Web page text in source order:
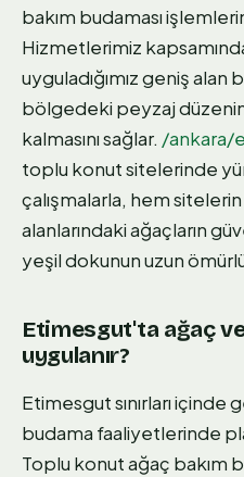
bakım budaması
Hizmetlerimiz
uyguladığımız geniş alan
bölgedeki peyzaj
kalmasını sağlar. /ankara/
toplu konut sitelerinde
çalışmalarla, hem
alanlarındaki ağaçların
yeşil dokunun uzun
Etimesgut'ta ağaç ve
uygulanır?
Etimesgut sınırları
budama faaliyetlerinde
Toplu konut ağaç bakım